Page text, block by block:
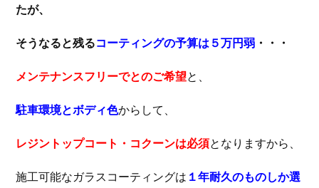
たが、
そうなると残るコーティングの予算は５万円弱 ・・・
メンテナンスフリーでとのご希望と、
駐車環境とボディ色からして、
レジントップコート・コクーンは必須となりますから、
施工可能なガラスコーティングは １年耐久のものしか選